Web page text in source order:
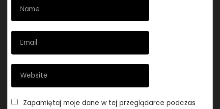
Zapamiętaj moje dane w tej przeglądarce podczas